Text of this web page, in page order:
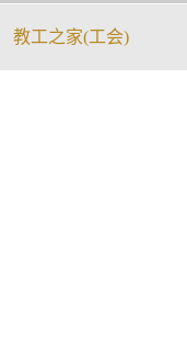
教工之家(工会)